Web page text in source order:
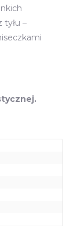
tyłu –